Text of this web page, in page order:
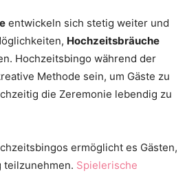
entwickeln sich stetig weiter und
Hochzeitsbräuche
Hochzeitsbingo während der
Methode sein, um Gäste zu
die Zeremonie lebendig zu
ermöglicht es Gästen,
teilzunehmen. Spielerische